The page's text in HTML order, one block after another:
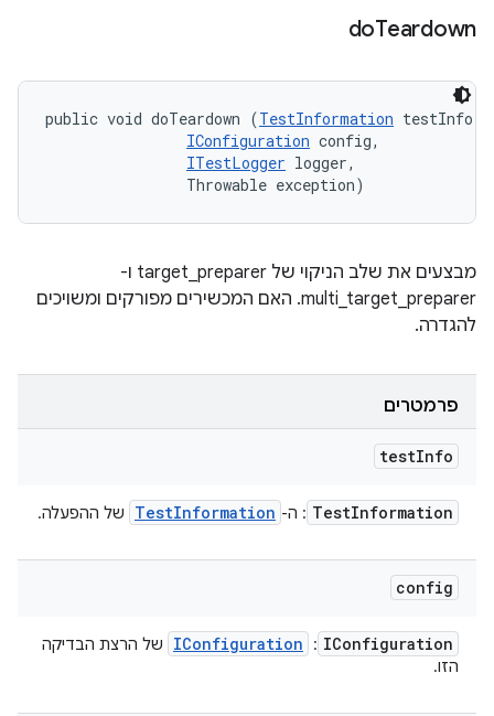
doTeardown
public void doTeardown (TestInformation testInfo,
IConfiguration config,
ITestLogger logger,
                Throwable exception)
מבצעים את שלב הניקוי של target_preparer ו-
multi_target_preparer. האם המכשירים מפורקים ומשויכים
להגדרה.
פרמטרים
testInfo
TestInformation : ה- TestInformation של ההפעלה.
config
IConfiguration
:
IConfiguration
של הרצת הבדיקה
הזו.